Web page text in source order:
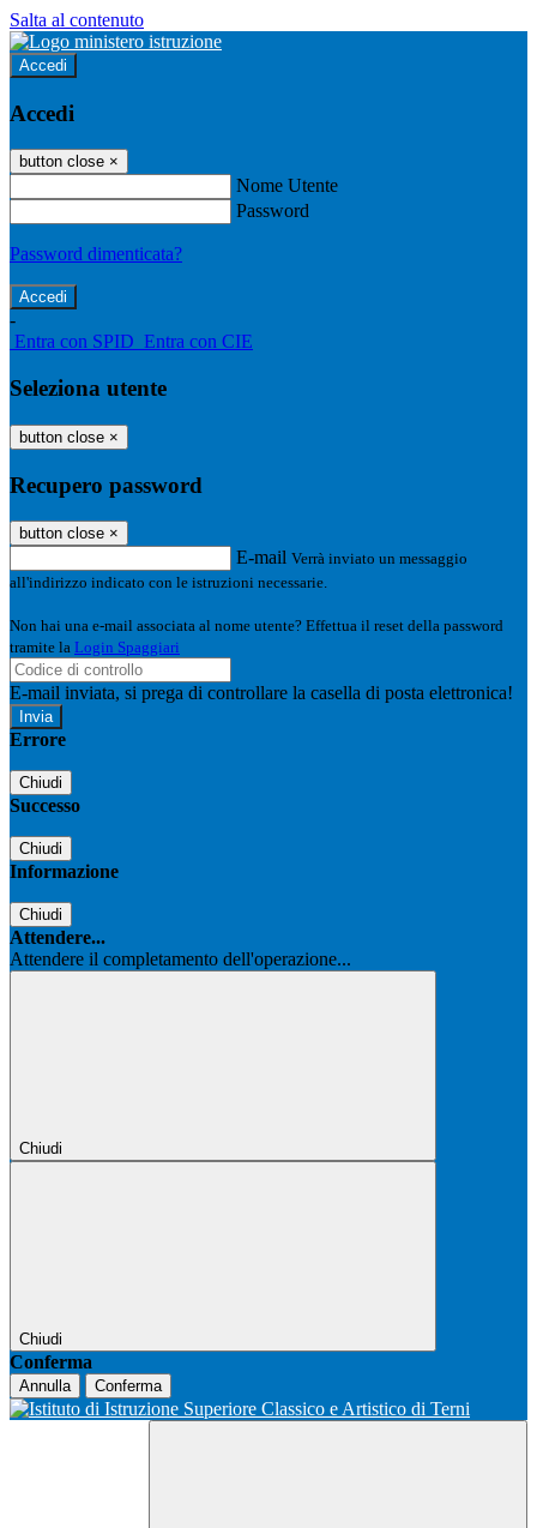
Salta al contenuto
Accedi
Accedi
button close ×
Nome Utente
Password
Password dimenticata?
-
Entra con SPID Entra con CIE
Seleziona utente
button close ×
Recupero password
button close ×
E-mail Verrà inviato un messaggio
all'indirizzo indicato con le istruzioni necessarie.
Non hai una e-mail associata al nome utente? Effettua il reset della password
tramite la Login Spaggiari
E-mail inviata, si prega di controllare la casella di posta elettronica!
Errore
Chiudi
Successo
Chiudi
Informazione
Chiudi
Attendere...
Attendere il completamento dell'operazione...
Chiudi
Chiudi
Conferma
Annulla Conferma